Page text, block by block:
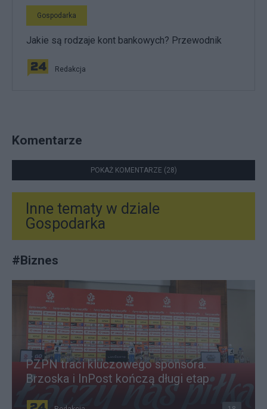
Gospodarka
Jakie są rodzaje kont bankowych? Przewodnik
Redakcja
Komentarze
POKAŻ KOMENTARZE (28)
Inne tematy w dziale
Gospodarka
#Biznes
PZPN traci kluczowego sponsora.
Brzoska i InPost kończą długi etap